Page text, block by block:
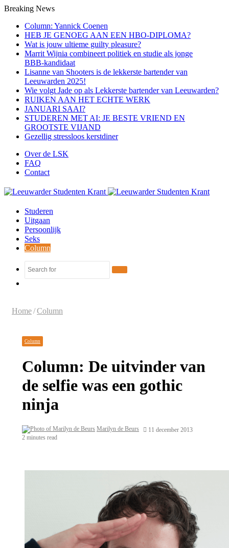
Breaking News
Column: Yannick Coenen
HEB JE GENOEG AAN EEN HBO-DIPLOMA?
Wat is jouw ultieme guilty pleasure?
Marrit Wijnia combineert politiek en studie als jonge
BBB‑kandidaat
Lisanne van Shooters is de lekkerste bartender van
Leeuwarden 2025!
Wie volgt Jade op als Lekkerste bartender van Leeuwarden?
RUIKEN AAN HET ECHTE WERK
JANUARI SAAI?
STUDEREN MET AI: JE BESTE VRIEND EN
GROOTSTE VIJAND
Gezellig stressloos kerstdiner
Over de LSK
FAQ
Contact
Studeren
Uitgaan
Persoonlijk
Seks
Column
Search
Home/Column
Column
Column: De uitvinder van
de selfie was een gothic
ninja
Marilyn de Beurs
11 december 2013
2 minutes read